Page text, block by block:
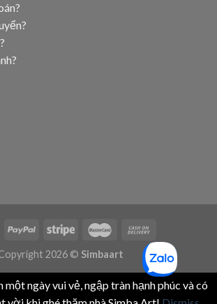
2026 © Simbaart
một ngày vui vẻ, ngập tràn hạnh phúc và có